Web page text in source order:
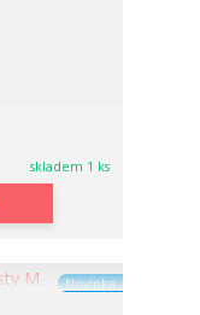
skladem 1 ks
Novinka